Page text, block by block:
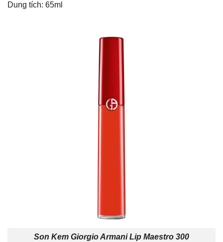
Dung tích: 65ml
Son Kem Giorgio Armani Lip Maestro 300